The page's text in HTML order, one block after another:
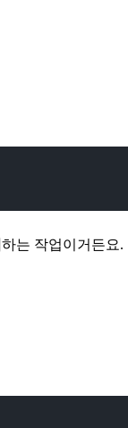
하는 작업이거든요.